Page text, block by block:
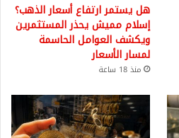
هل يستمر ارتفاع أسعار الذهب؟
إسلام مميش يحذر المستثمرين
ويكشف العوامل الحاسمة
لمسار الأسعار
منذ 18 ساعة